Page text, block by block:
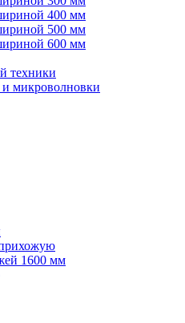
400 мм
500 мм
600 мм
техники
микроволновки
1600 мм